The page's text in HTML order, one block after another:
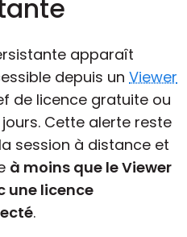
apparaît
depuis un Viewer
de licence gratuite ou
Cette alerte reste
session à distance et
à moins que le Viewer
une licence
.